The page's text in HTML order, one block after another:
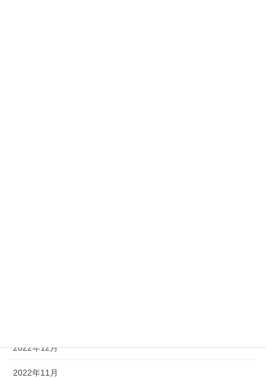
2022年12月
2022年11月